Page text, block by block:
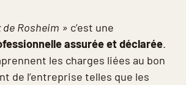
Rosheim » c’est une
assurée et déclarée.
les charges liées au bon
de l’entreprise telles que les